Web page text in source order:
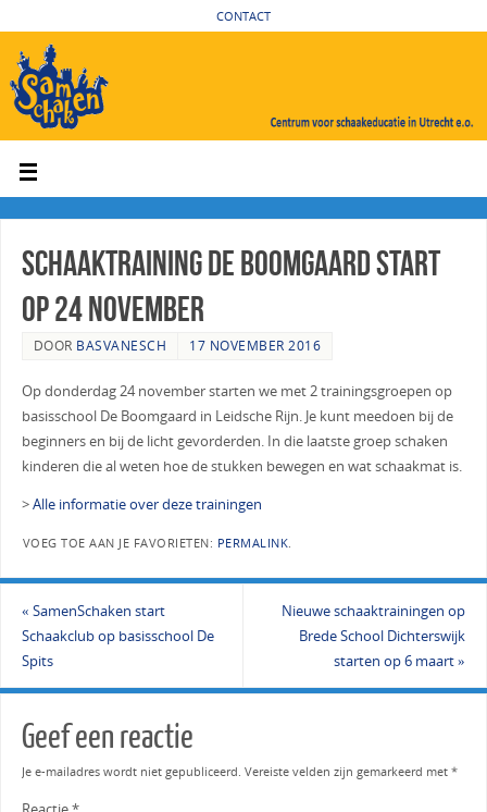
CONTACT
Schaaktraining De Boomgaard start
op 24 november
DOOR BASVANESCH 17 NOVEMBER 2016
Op donderdag 24 november starten we met 2 trainingsgroepen op
basisschool De Boomgaard in Leidsche Rijn. Je kunt meedoen bij de
beginners en bij de licht gevorderden. In die laatste groep schaken
kinderen die al weten hoe de stukken bewegen en wat schaakmat is.
>Alle informatie over deze trainingen
VOEG TOE AAN JE FAVORIETEN: PERMALINK.
« SamenSchaken start
Schaakclub op basisschool De
Spits
Nieuwe schaaktrainingen op
Brede School Dichterswijk
starten op 6 maart»
Geef een reactie
Je e-mailadres wordt niet gepubliceerd. Vereiste velden zijn gemarkeerd met *